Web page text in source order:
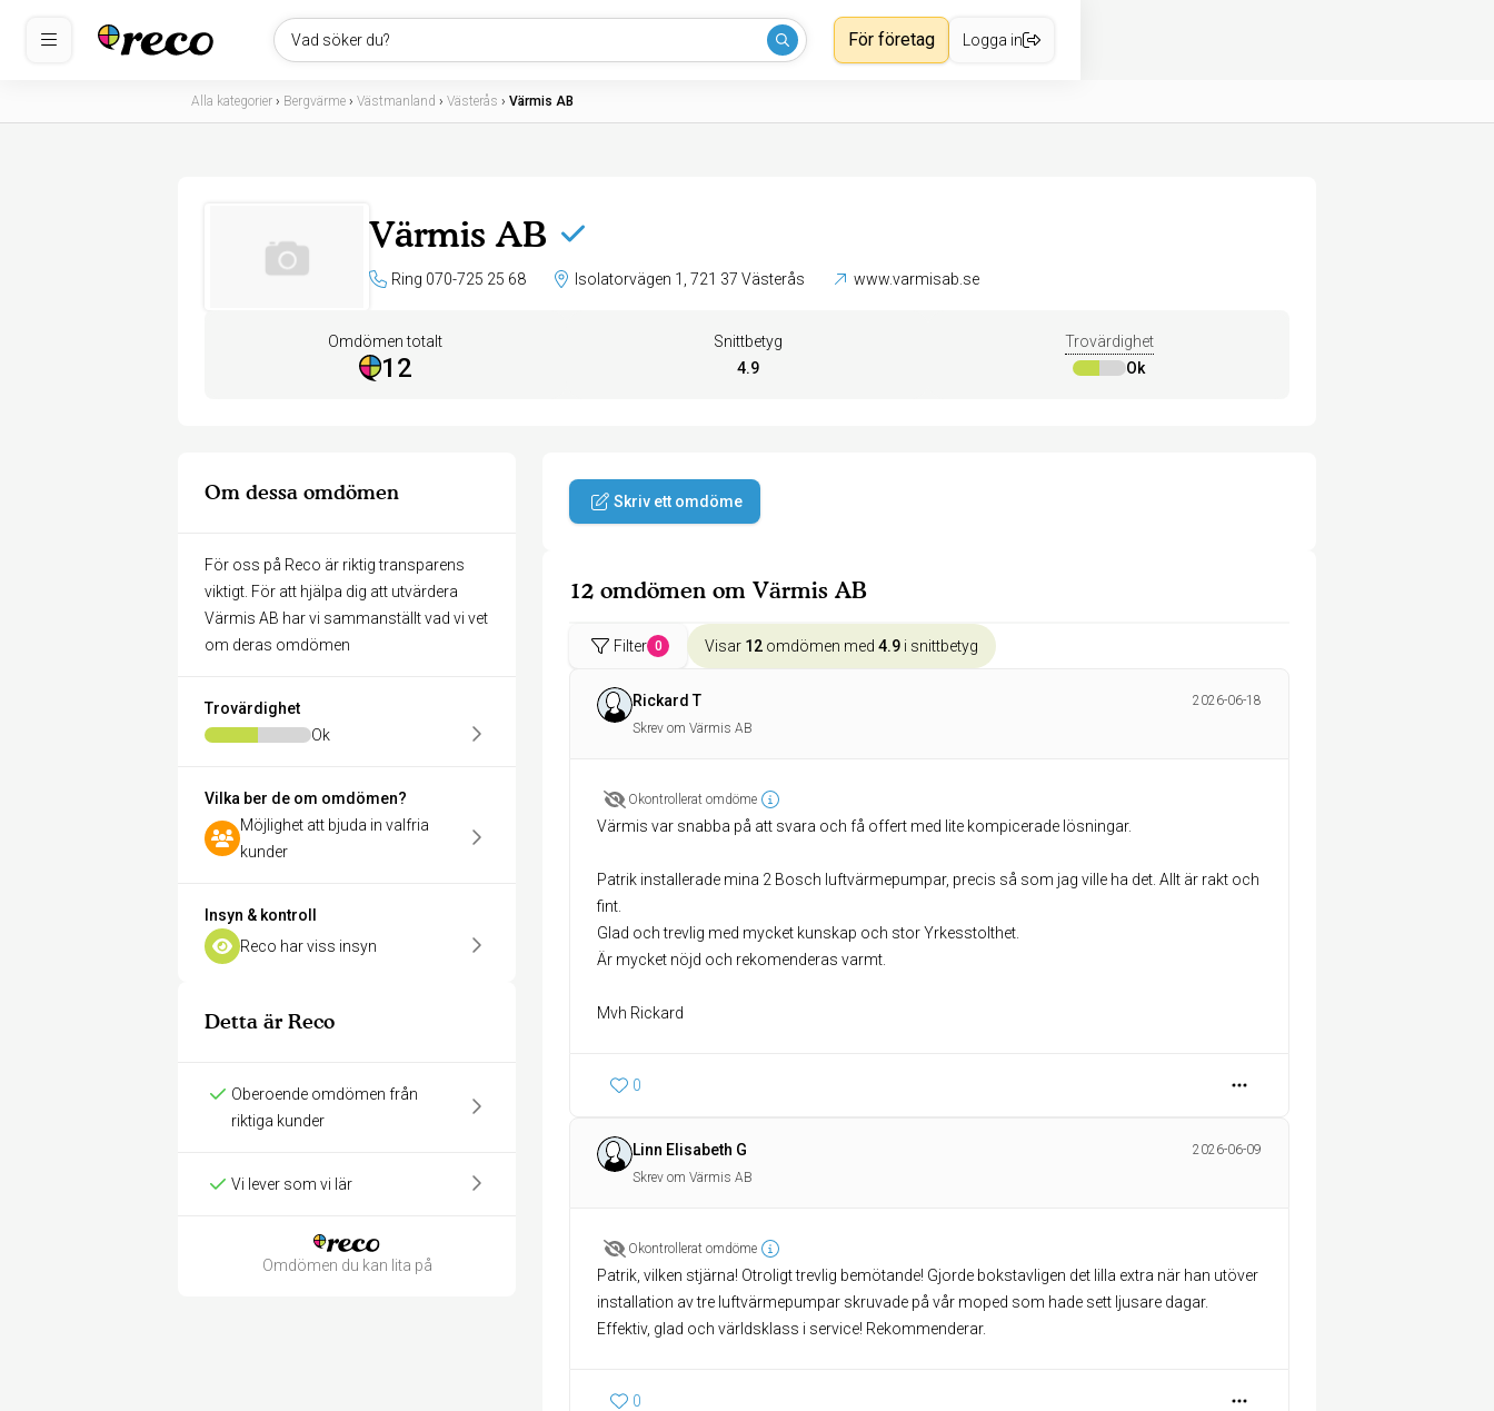
Vad söker du? För företag Logga in
Alla kategorier › Bergvärme › Västmanland › Västerås › Värmis AB
Värmis AB
Ring 070-725 25 68 Isolatorvägen 1, 721 37 Västerås www.varmisab.se
Omdömen totalt
12
Snittbetyg
4.9
Trovärdighet
Ok
Om dessa omdömen
För oss på Reco är riktig transparens
viktigt. För att hjälpa dig att utvärdera
Värmis AB har vi sammanställt vad vi vet
om deras omdömen
Trovärdighet
Ok
Vilka ber de om omdömen?
Möjlighet att bjuda in valfria
kunder
Insyn & kontroll
Reco har viss insyn
Detta är Reco
Oberoende omdömen från
riktiga kunder
Vi lever som vi lär
Omdömen du kan lita på
Skriv ett omdöme
12 omdömen om Värmis AB
Filter 0 Visar 12 omdömen med 4.9 i snittbetyg
Rickard T
2026-06-18
Skrev om Värmis AB
Okontrollerat omdöme
Värmis var snabba på att svara och få offert med lite kompicerade lösningar.
Patrik installerade mina 2 Bosch luftvärmepumpar, precis så som jag ville ha det. Allt är rakt och
fint.
Glad och trevlig med mycket kunskap och stor Yrkesstolthet.
Är mycket nöjd och rekomenderas varmt.
Mvh Rickard
0
Linn Elisabeth G
2026-06-09
Skrev om Värmis AB
Okontrollerat omdöme
Patrik, vilken stjärna! Otroligt trevlig bemötande! Gjorde bokstavligen det lilla extra när han utöver
installation av tre luftvärmepumpar skruvade på vår moped som hade sett ljusare dagar.
Effektiv, glad och världsklass i service! Rekommenderar.
0